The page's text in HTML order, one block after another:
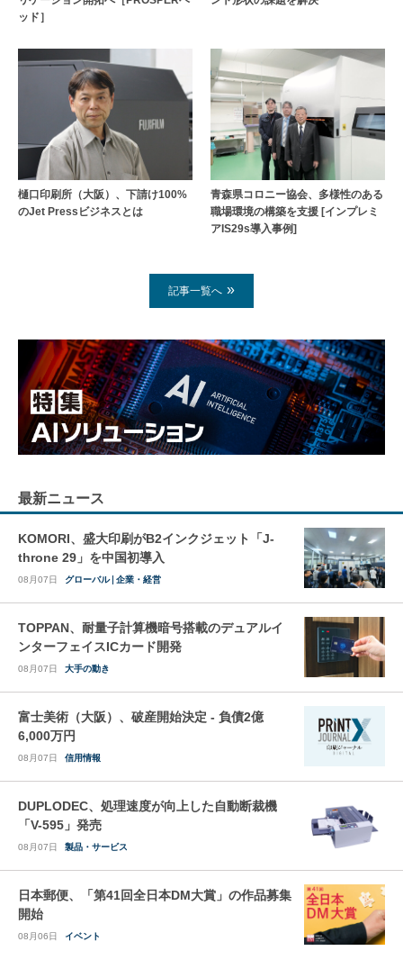
ッド］
樋口印刷所（大阪）、下請け100%
のJet Pressビジネスとは
青森県コロニー協会、多様性のある
職場環境の構築を支援 [インプレミ
アIS29s導入事例]
記事一覧へ
最新ニュース
KOMORI、盛大印刷がB2インクジェット「J-
throne 29」を中国初導入
08月07日 グローバル 企業・経営
TOPPAN、耐量子計算機暗号搭載のデュアルイ
ンターフェイスICカード開発
08月07日 大手の動き
富士美術（大阪）、破産開始決定 - 負債2億
6,000万円
08月07日 信用情報
DUPLODEC、処理速度が向上した自動断裁機
「V-595」発売
08月07日 製品・サービス
日本郵便、「第41回全日本DM大賞」の作品募集
開始
08月06日 イベント